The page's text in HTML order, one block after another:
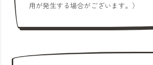
用が発生する場合がございます。）